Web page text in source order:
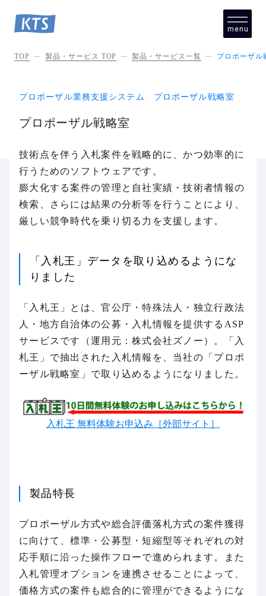
menu
close
TOP 製品・サービス TOP 製品・サービス一覧 プロポーザル
プロポーザル業務支援システム プロポーザル戦略室
プロポーザル戦略室
技術点を伴う入札案件を戦略的に、かつ効率的に
行うためのソフトウェアです。
膨大化する案件の管理と自社実績・技術者情報の
検索、さらには結果の分析等を行うことにより、
厳しい競争時代を乗り切る力を支援します。
「入札王」データを取り込めるようにな
りました
「入札王」とは、官公庁・特殊法人・独立行政法
人・地方自治体の公募・入札情報を提供するASP
サービスです（運用元：株式会社ズノー）。「入
札王」で抽出された入札情報を、当社の「プロポ
ーザル戦略室」で取り込めるようになりました。
入札王 無料体験お申込み［外部サイト］
製品特長
プロポーザル方式や総合評価落札方式の案件獲得
に向けて、標準・公募型・短縮型等それぞれの対
応手順に沿った操作フローで進められます。また
入札管理オプションを連携させることによって、
価格方式の案件も総合的に管理ができるようにな